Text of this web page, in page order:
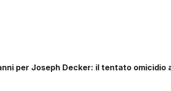
per Joseph Decker: il tentato omicidio